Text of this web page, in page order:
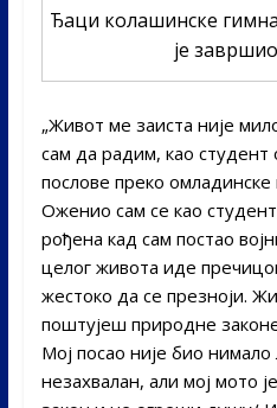
Ђаци колашинске
је
„Живот ме заиста није
сам да радим, као
послове преко омладинске
Оженио сам се као
рођена кад сам постао
целог живота иде
жестоко да се презноји.
поштујеш природне
Мој посао није био
незахвалан, али мој мото